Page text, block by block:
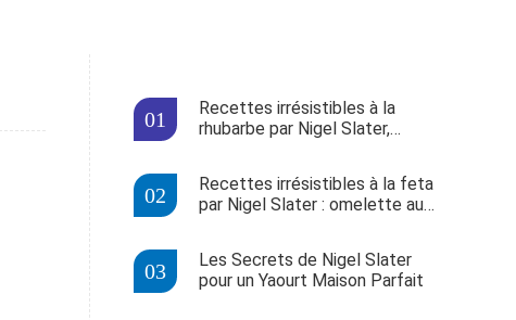
Recettes irrésistibles à la
rhubarbe par Nigel Slater,
Recettes irrésistibles à la feta
par Nigel Slater : omelette aux
Les Secrets de Nigel Slater
pour un Yaourt Maison Parfait